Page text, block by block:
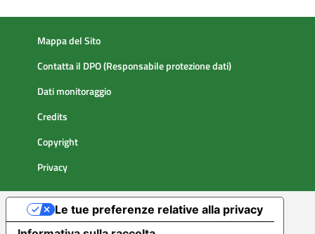
Mappa del Sito
Contatta il DPO (Responsabile protezione dati)
Dati monitoraggio
Credits
Copyright
Privacy
Le tue preferenze relative alla privacy